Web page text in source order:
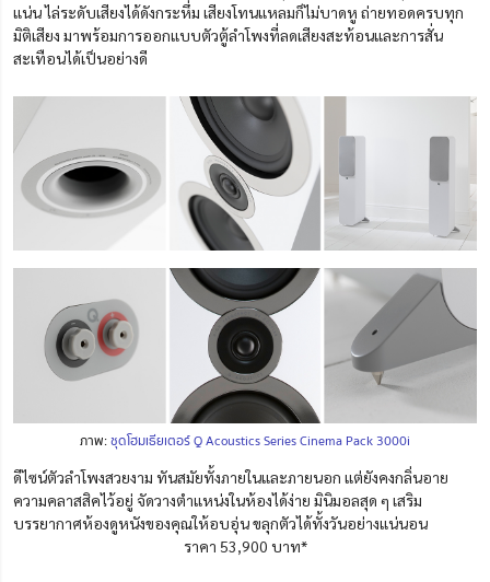
แน่น ไล่ระดับเสียงได้ดังกระหึ่ม เสียงโทนแหลมก็ไม่บาดหู ถ่ายทอดครบทุก
มิติเสียง มาพร้อมการออกแบบตัวตู้ลำโพงที่ลดเสียงสะท้อนและการสั่น
สะเทือนได้เป็นอย่างดี
ภาพ:ชุดโฮมเธียเตอร์ Q Acoustics Series Cinema Pack 3000i
ดีไซน์ตัวลำโพงสวยงาม ทันสมัยทั้งภายในและภายนอก แต่ยังคงกลิ่นอาย
ความคลาสสิคไว้อยู่ จัดวางตำแหน่งในห้องได้ง่าย มินิมอลสุด ๆ เสริม
บรรยากาศห้องดูหนังของคุณให้อบอุ่น ขลุกตัวได้ทั้งวันอย่างแน่นอน
ราคา 53,900 บาท*